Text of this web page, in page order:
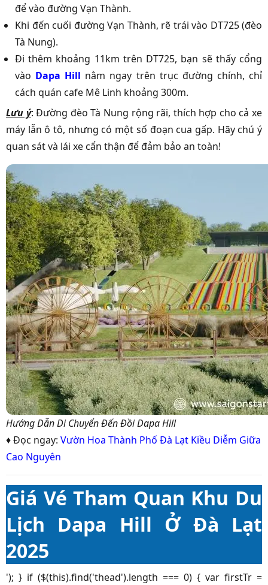
để vào đường Vạn Thành.
Khi đến cuối đường Vạn Thành, rẽ trái vào DT725 (đèo
Tà Nung).
Đi thêm khoảng 11km trên DT725, bạn sẽ thấy cổng
vào Dapa Hill nằm ngay trên trục đường chính, chỉ
cách quán cafe Mê Linh khoảng 300m.
Lưu ý: Đường đèo Tà Nung rộng rãi, thích hợp cho cả xe
máy lẫn ô tô, nhưng có một số đoạn cua gấp. Hãy chú ý
quan sát và lái xe cẩn thận để đảm bảo an toàn!
Hướng Dẫn Di Chuyển Đến Đồi Dapa Hill
♦ Đọc ngay: Vườn Hoa Thành Phố Đà Lạt Kiều Diễm Giữa
Cao Nguyên
Giá Vé Tham Quan Khu Du
Lịch Dapa Hill Ở Đà Lạt
2025
'); } if ($(this).find('thead').length === 0) { var firstTr =